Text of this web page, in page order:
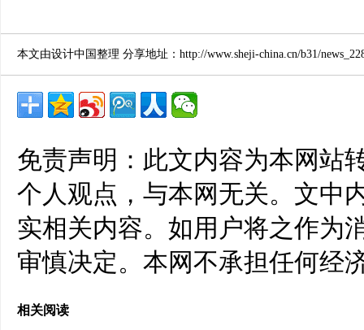
本文由设计中国整理 分享地址：http://www.sheji-china.cn/b31/
免责声明：此文内容为本网站
个人观点，与本网无关。文中
实相关内容。如用户将之作为
审慎决定。本网不承担任何经
相关阅读